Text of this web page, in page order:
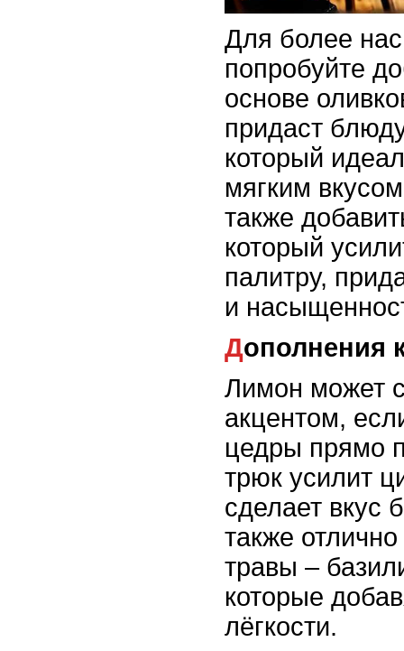
Для более
попробуйте
основе
придаст
который
мягким
также
который
палитру,
и
Дополнения
Лимон может
акцентом,
цедры прямо
трюк усилит
сделает вкус
также
травы –
которые
лёгкости.